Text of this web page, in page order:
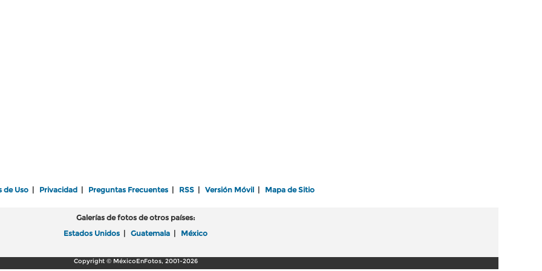
de Uso Privacidad Preguntas Frecuentes RSS Versión Móvil Mapa de Sitio
Galerías de fotos de otros países:
Estados Unidos
Guatemala México
Copyright © MéxicoEnFotos, 2001-2026